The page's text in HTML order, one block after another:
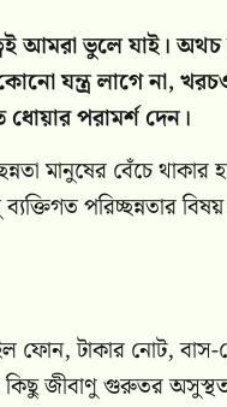
ভুলে যাই। অথচ
যন্ত্র লাগে না,
পরামর্শ দেন।
মানুষের বেঁচে
পরিচ্ছন্নতার
ফোন, টাকার নোট, বাস-
কিছু জীবাণু গুরুতর